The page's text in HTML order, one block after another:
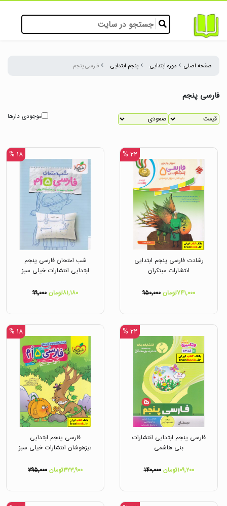
صفحه اصلی دوره ابتدایی پنجم ابتدایی فارسی پنجم
فارسی پنجم
موجودی دارها
۲۲ %
رشادت فارسی پنجم ابتدایی
انتشارات مبتکران
۷۴۱,۰۰۰تومان ۹۵۰,۰۰۰
۱۸ %
شب امتحان فارسی پنجم
ابتدایی انتشارات خیلی سبز
۸۱,۱۸۰تومان ۹۹,۰۰۰
۲۲ %
فارسی پنجم ابتدایی انتشارات
بنی هاشمی
۱۰۹,۲۰۰تومان ۱۴۰,۰۰۰
۱۸ %
فارسی پنجم ابتدایی
تیزهوشان انتشارات خیلی سبز
۳۲۳,۹۰۰تومان ۳۹۵,۰۰۰